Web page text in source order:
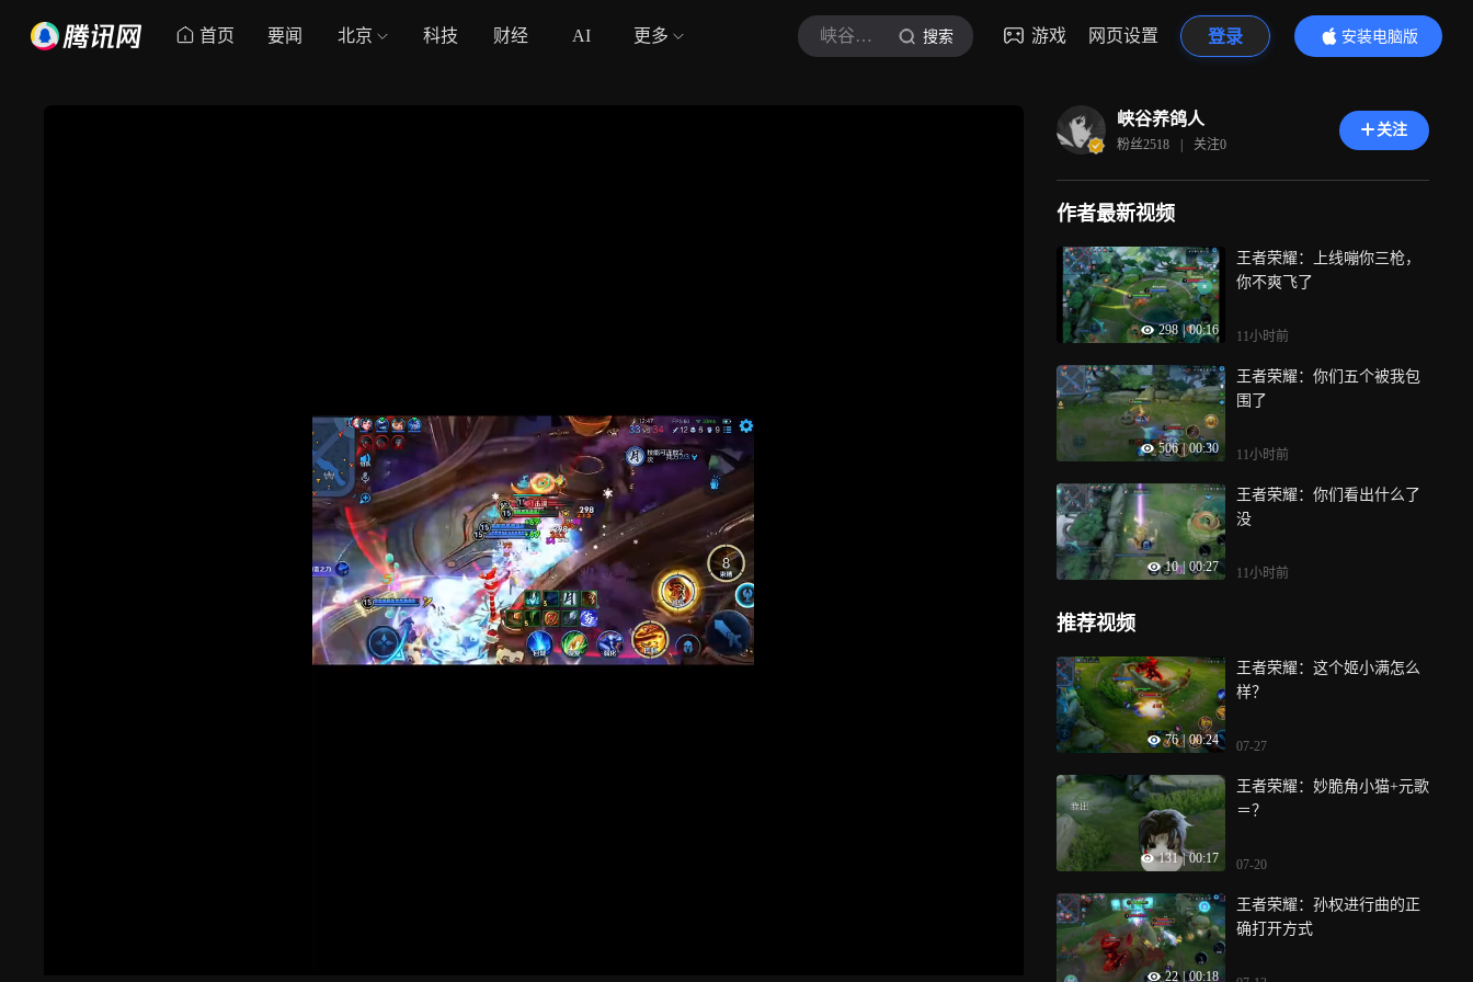
首页 要闻 北京 科技 财经 AI 更多 峡谷养鸽人 搜索 游戏 网页设置 登录
安装电脑版
内容更精彩
峡谷养鸽人
粉丝2518 | 关注0
关注
作者最新视频
298 00:16
王者荣耀：上线嘣你三枪，
你不爽飞了
11小时前
506 | 00:30
王者荣耀：你们五个被我包
围了
11小时前
10 | 00:27
王者荣耀：你们看出什么了
没
11小时前
推荐视频
76 | 00:24
王者荣耀：这个姬小满怎么
样？
07-27
131 | 00:17
王者荣耀：妙脆角小猫+元歌
＝？
07-20
22 00:18
王者荣耀：孙权进行曲的正
确打开方式